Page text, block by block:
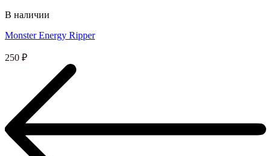
В наличии
Monster Energy Ripper
250 ₽